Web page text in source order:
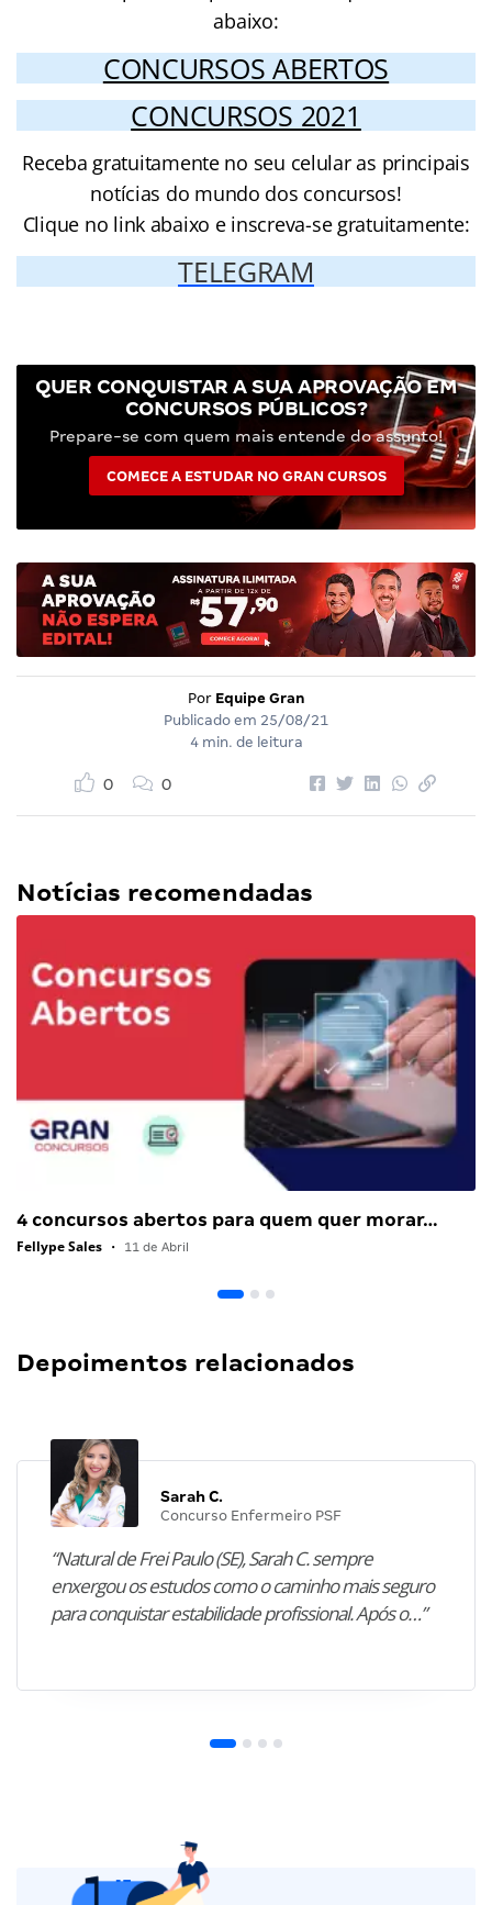
abaixo:
CONCURSOS ABERTOS
CONCURSOS 2021
Receba gratuitamente no seu celular as principais
notícias do mundo dos concursos!
Clique no link abaixo e inscreva-se gratuitamente:
TELEGRAM
QUER CONQUISTAR A SUA APROVAÇÃO EM
CONCURSOS PÚBLICOS?
Prepare-se com quem mais entende do assunto!
COMECE A ESTUDAR NO GRAN CURSOS
Por Equipe Gran
Publicado em 25/08/21
4 min. de leitura
0 0
Notícias recomendadas
4 concursos abertos para quem quer morar…
Fellype Sales • 11 de Abril
Depoimentos relacionados
Sarah C.
Concurso Enfermeiro PSF
“Natural de Frei Paulo (SE), Sarah C. sempre
enxergou os estudos como o caminho mais seguro
para conquistar estabilidade profissional. Após o…”